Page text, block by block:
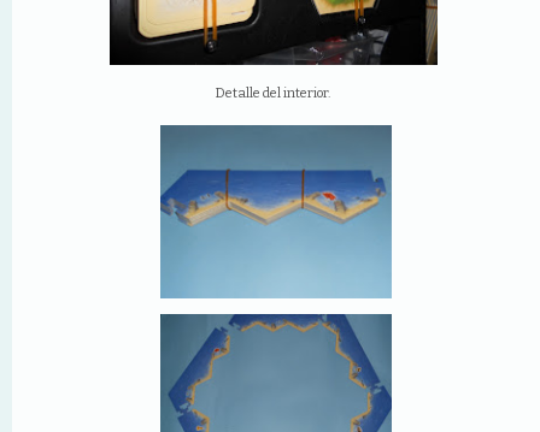
Detalle del interior.